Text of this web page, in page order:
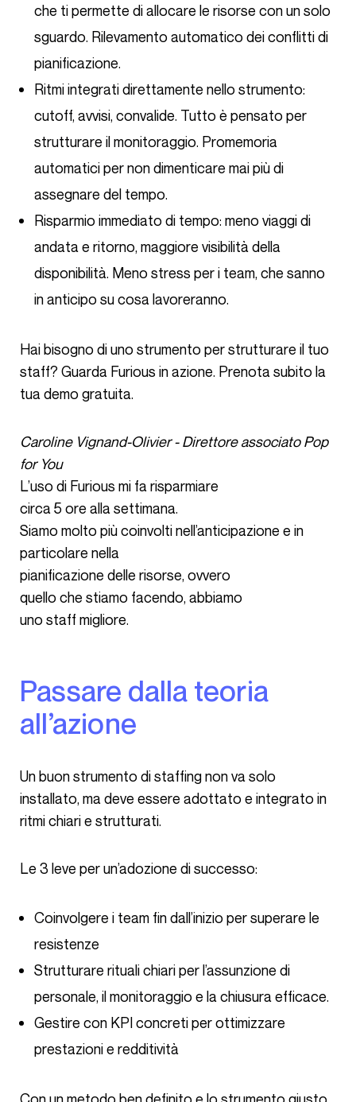
che ti permette di allocare le risorse con un solo
sguardo. Rilevamento automatico dei conflitti di
pianificazione.
Ritmi integrati direttamente nello strumento:
cutoff, avvisi, convalide. Tutto è pensato per
strutturare il monitoraggio. Promemoria
automatici per non dimenticare mai più di
assegnare del tempo.
Risparmio immediato di tempo: meno viaggi di
andata e ritorno, maggiore visibilità della
disponibilità. Meno stress per i team, che sanno
in anticipo su cosa lavoreranno.
Hai bisogno di uno strumento per strutturare il tuo
staff? Guarda Furious in azione. Prenota subito la
tua demo gratuita.
Caroline Vignand-Olivier - Direttore associato Pop
for You
L’uso di Furious mi fa risparmiare
circa 5 ore alla settimana.
Siamo molto più coinvolti nell’anticipazione e in
particolare nella
pianificazione delle risorse, ovvero
quello che stiamo facendo, abbiamo
uno staff migliore.
Passare dalla teoria
all’azione
Un buon strumento di staffing non va solo
installato, ma deve essere adottato e integrato in
ritmi chiari e strutturati.
Le 3 leve per un’adozione di successo:
Coinvolgere i team fin dall’inizio per superare le
resistenze
Strutturare rituali chiari per l’assunzione di
personale, il monitoraggio e la chiusura efficace.
Gestire con KPI concreti per ottimizzare
prestazioni e redditività